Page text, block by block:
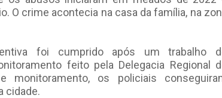
O crime acontecia na casa da família, na
foi cumprido após um trabalho
feito pela Delegacia Regional
monitoramento, os policiais
cidade.